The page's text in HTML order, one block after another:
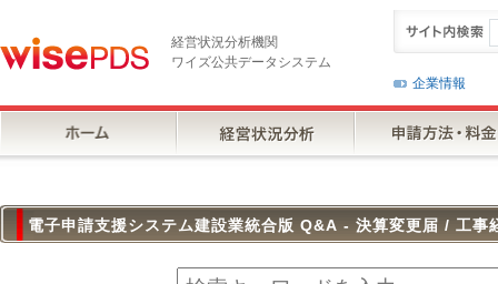
経営状況分析機関
ワイズ公共データシステム
企業情報
電子申請支援システム建設業統合版 Q&A - 決算変更届 / 工事